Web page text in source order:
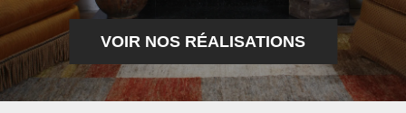
VOIR NOS RÉALISATIONS